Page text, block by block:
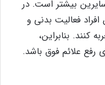
بیشتر است. در
فعالیت بدنی و
بنابراین،
رفع علائم فوق باشد.